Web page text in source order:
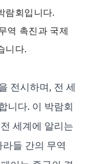
람회입니다.
역 촉진과 국제
니다.
전시하며, 전 세
니다. 이 박람회
세계에 알리는
들 간의 무역